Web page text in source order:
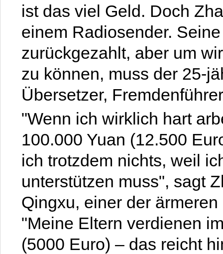
ist das viel Geld. Doch
einem Radiosender.
zurückgezahlt, aber um
zu können, muss der 25-
Übersetzer,
"Wenn ich wirklich hart
100.000 Yuan (12.500
ich trotzdem nichts, weil
unterstützen muss", sagt
Qingxu, einer der
"Meine Eltern verdienen
(5000 Euro) – das reicht